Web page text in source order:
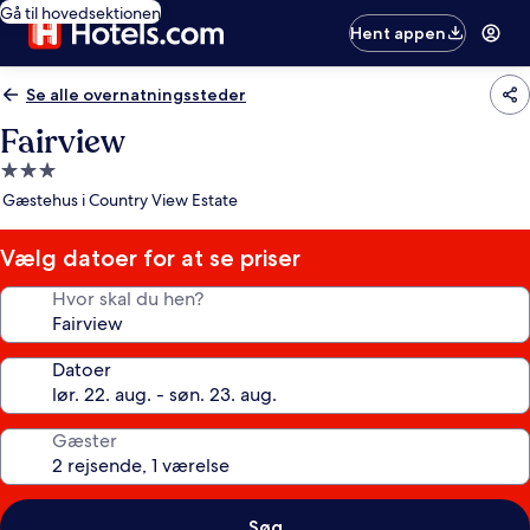
Gå til hovedsektionen
Hent appen
Se alle overnatningssteder
Fairview
3.0-
stjernet
Gæstehus i Country View Estate
Vælg datoer for at se priser
Hvor skal du hen?
Datoer
Gæster